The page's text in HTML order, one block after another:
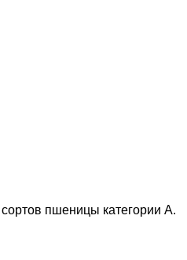
пшеницы категории А.